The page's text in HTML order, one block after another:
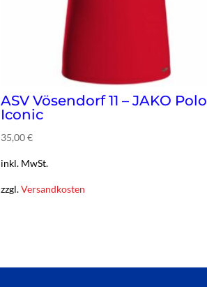
ASV Vösendorf 11 – JAKO Polo
Iconic
35,00€
inkl. MwSt.
zzgl.Versandkosten